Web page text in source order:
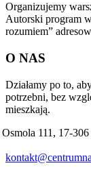
Organizujemy
Autorski program
rozumiem”
O NAS
Działamy po to,
potrzebni, bez
mieszkają.
Osmola 111, 17-